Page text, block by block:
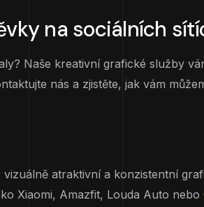
na sociálních
Naše kreativní grafické služby
nás a zjistěte, jak vám
vizuálně atraktivní a konzistentní
Xiaomi, Amazfit, Louda Auto nebo